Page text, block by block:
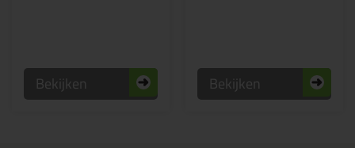
Bekijken Bekijken